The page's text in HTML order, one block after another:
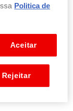
Politica de
Aceitar
Rejeitar